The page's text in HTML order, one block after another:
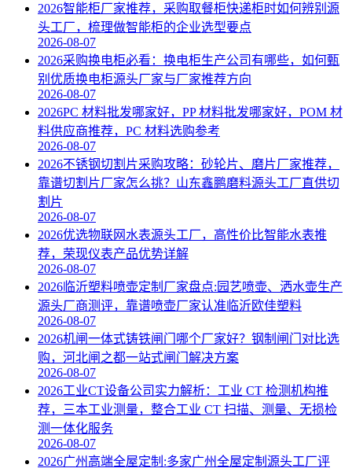
2026智能柜厂家推荐，采购取餐柜快递柜时如何辨别源
头工厂，梳理做智能柜的企业选型要点
2026-08-07
2026采购换电柜必看：换电柜生产公司有哪些，如何甄
别优质换电柜源头厂家与厂家推荐方向
2026-08-07
2026PC 材料批发哪家好，PP 材料批发哪家好，POM 材
料供应商推荐，PC 材料选购参考
2026-08-07
2026不锈钢切割片采购攻略：砂轮片、磨片厂家推荐，
靠谱切割片厂家怎么挑？山东鑫鹏磨料源头工厂直供切
割片
2026-08-07
2026优选物联网水表源头工厂，高性价比智能水表推
荐，荣现仪表产品优势详解
2026-08-07
2026临沂塑料喷壶定制厂家盘点:园艺喷壶、洒水壶生产
源头厂商测评，靠谱喷壶厂家认准临沂欧佳塑料
2026-08-07
2026机闸一体式铸铁闸门哪个厂家好？钢制闸门对比选
购，河北闸之都一站式闸门解决方案
2026-08-07
2026工业CT设备公司实力解析：工业 CT 检测机构推
荐，三本工业测量，整合工业 CT 扫描、测量、无损检
测一体化服务
2026-08-07
2026广州高端全屋定制:多家广州全屋定制源头工厂评